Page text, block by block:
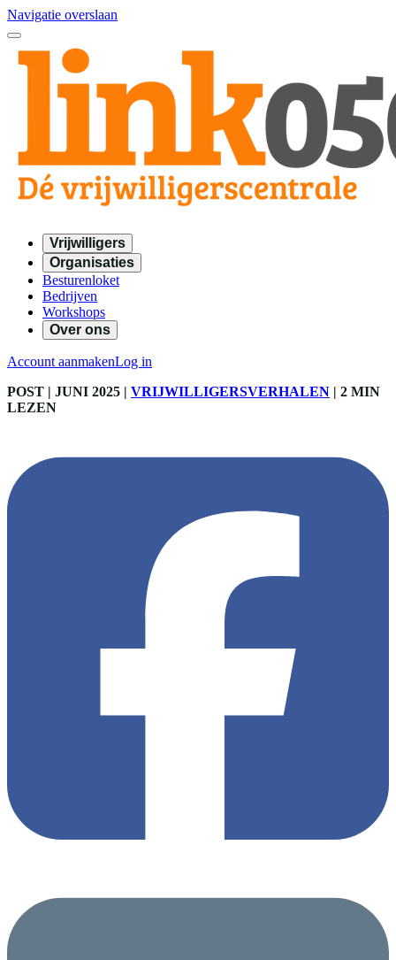
Navigatie overslaan
Vrijwilligers
Organisaties
Besturenloket
Bedrijven
Workshops
Over ons
Account aanmakenLog in
POST | JUNI 2025 | VRIJWILLIGERSVERHALEN | 2 MIN
LEZEN